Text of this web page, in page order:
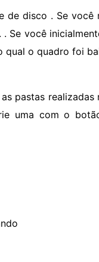
de disco . Se você
Se você
qual o quadro foi
pastas realizadas
uma com o